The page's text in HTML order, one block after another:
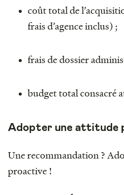
coût total de
frais d’agence inclus) ;
frais de dossier
budget total consacré
Adopter une attitude
Une recommandation ?
proactive !